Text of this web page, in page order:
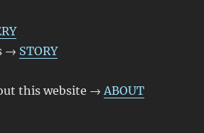
→ STORY
this website →ABOUT